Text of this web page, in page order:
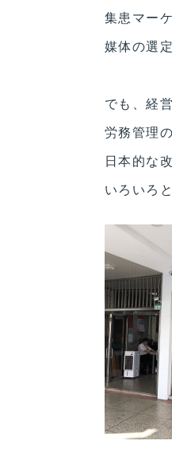
集患マー
媒体の選
でも、経
労務管理
日本的な
いろいろ